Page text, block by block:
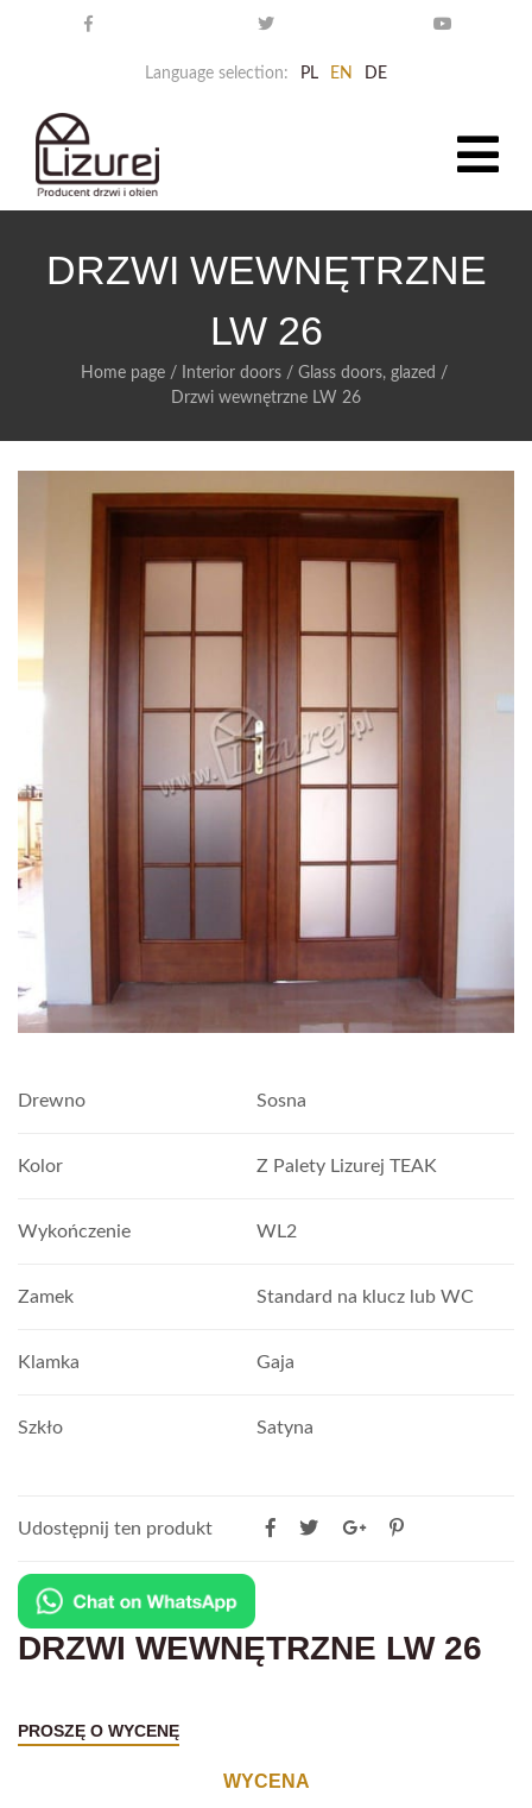
Language selection: PL EN DE
DRZWI WEWNĘTRZNE
LW 26
Home page/ Interior doors/ Glass doors, glazed /
Drzwi wewnętrzne LW 26
Drewno Sosna
Kolor Z Palety Lizurej TEAK
Wykończenie WL2
Zamek Standard na klucz lub WC
Klamka Gaja
Szkło Satyna
Udostępnij ten produkt
DRZWI WEWNĘTRZNE LW 26
PROSZĘ O WYCENĘ
WYCENA